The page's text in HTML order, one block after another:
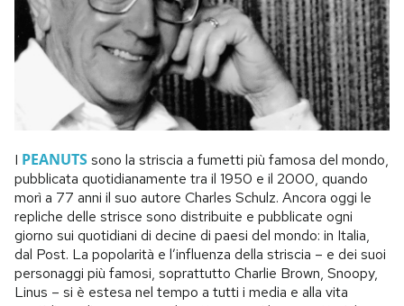
I PEANUTSsono la striscia a fumetti più famosa del mondo,
pubblicata quotidianamente tra il 1950 e il 2000, quando
morì a 77 anni il suo autore Charles Schulz. Ancora oggi le
repliche delle strisce sono distribuite e pubblicate ogni
giorno sui quotidiani di decine di paesi del mondo: in Italia,
dal Post. La popolarità e l’influenza della striscia – e dei suoi
personaggi più famosi, soprattutto Charlie Brown, Snoopy,
Linus – si è estesa nel tempo a tutti i media e alla vita